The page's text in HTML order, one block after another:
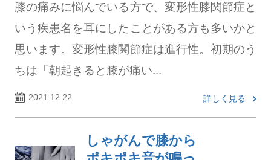
膝の痛みに悩んでいる方で、変形性膝関節症と
いう疾患名を耳にしたことがある方も多いかと
思います。変形性膝関節症は進行性。初期のう
ちは「朝起きると膝が痛い...
2021.12.22 詳しく見る
しゃがんで膝から